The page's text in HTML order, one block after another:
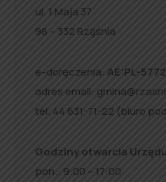
ul. 1 Maja 37
98 – 332 Rząśnia
e-doręczenia: AE:PL-
adres email:
tel. 44 631-71-22 (biuro
Godziny otwarcia
pon.: 9:00 – 17:00